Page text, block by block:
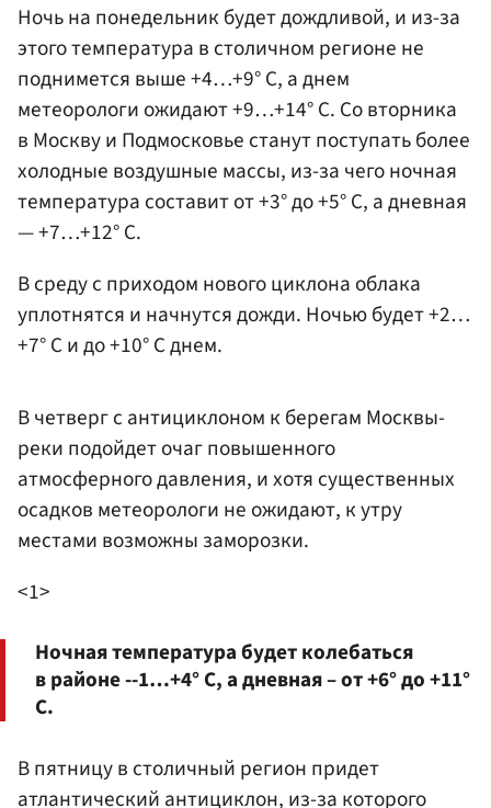
Ночь на понедельник будет дождливой, и из-за
этого температура в столичном регионе не
поднимется выше +4…+9° С, а днем
метеорологи ожидают +9…+14° С. Со вторника
в Москву и Подмосковье станут поступать более
холодные воздушные массы, из-за чего ночная
температура составит от +3° до +5° С, а дневная
— +7…+12° С.
В среду с приходом нового циклона облака
уплотнятся и начнутся дожди. Ночью будет +2…
+7° С и до +10° С днем.
В четверг с антициклоном к берегам Москвы-
реки подойдет очаг повышенного
атмосферного давления, и хотя существенных
осадков метеорологи не ожидают, к утру
местами возможны заморозки.
<1>
Ночная температура будет колебаться
в районе --1…+4° С, а дневная – от +6° до +11°
С.
В пятницу в столичный регион придет
атлантический антициклон, из-за которого